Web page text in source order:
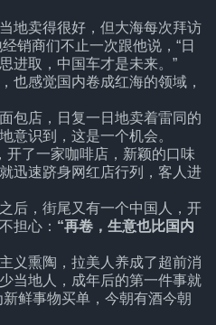
地卖得很好，但大海每次拜访
销商们不止一次跟他说，“日
进取，中国车才是未来。”
也感觉国内卷成红海的领域，
包店，日复一日地卖着雷同的
意识到，这是一个机会。
开了一家咖啡店，新颖的口味
迅速跻身网红店行列，客人进
后，街尾又有一个中国人，开
担心： “再卷，生意也比国内
义熏陶，拉美人养成了超前消
当地人，成年后的第一件事就
鲜事物买单，今朝有酒今朝